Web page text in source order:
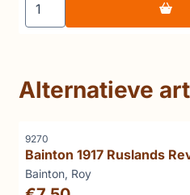
Alternatieve
Artikelnummer
9270
Bainton 1917 Ruslands
Merk:
Bainton, Roy
Prijs: 7,50